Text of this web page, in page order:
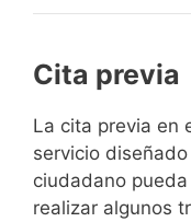
Cita previa
​​​​​​​​​​​​​​​​​​​​​​​​​​​​La cita previa en
servicio
ciudadano
realizar algunos